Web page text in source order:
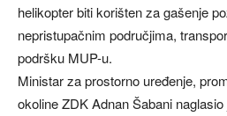
helikopter biti korišten za gašenje
nepristupačnim područjima,
podršku MUP-u.
Ministar za prostorno uređenje,
okoline ZDK Adnan Šabani